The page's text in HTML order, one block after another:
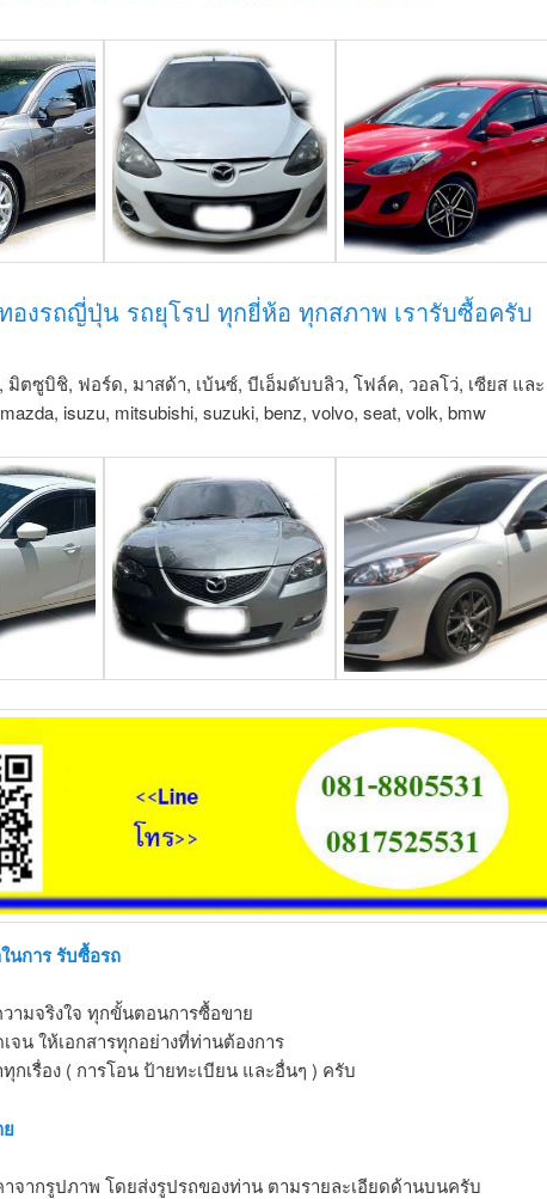
องรถญี่ปุ่น รถยุโรป ทุกยี่ห้อ ทุกสภาพ เรารับซื้อครับ
มิตซูบิชิ, ฟอร์ด, มาสด้า, เบ้นซ์, บีเอ็มดับบลิว, โฟล์ค, วอลโว่, เซียส และ
isuzu, mitsubishi, suzuki, benz, volvo, seat, volk, bmw
นการ รับซื้อรถ
ามจริงใจ ทุกขั้นตอนการซื้อขาย
น ให้เอกสารทุกอย่างที่ท่านต้องการ
กเรื่อง ( การโอน ป้ายทะเบียน และอื่นๆ ) ครับ
าจากรูปภาพ โดยส่งรูปรถของท่าน ตามรายละเอียดด้านบนครับ